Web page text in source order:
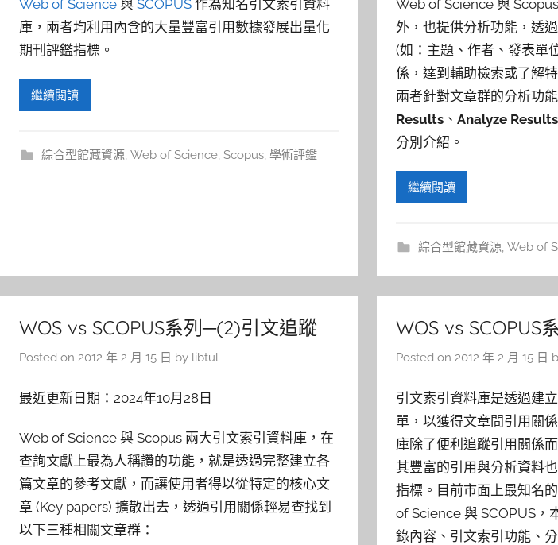
Web of Science 與 SCOPUS 作為知名引文索引資料
庫，兩者均利用內含的大量豐富引用數據發展出量化
期刊評鑑指標。
繼續閱讀
綜合型館藏資源, Web of Science, Scopus, 學術評鑑
Web of Science 與
外，也提供分析功能，透
(如：主題、作者、發表單
係，達到輔助檢索或了解
兩者針對文章群的分析功
Results 、 Analyze Results
分別介紹。
繼續閱讀
綜合型館藏資源, Web of
WOS vs SCOPUS系列─(2)引文追蹤
Posted on 2012 年 2 月 15 日 by libtul
最近更新日期：2024年10月28日
Web of Science 與 Scopus 兩大引文索引資料庫，在
查詢文獻上最為人稱讚的功能，就是透過完整建立各
篇文章的參考文獻，而讓使用者得以從特定的核心文
章 (Key papers) 擴散出去，透過引用關係輕易查找到
以下三種相關文章群：
WOS vs SCOPUS
Posted on 2012 年 2 月 15 日
引文索引資料庫是透過建
單，以獲得文章間引用關
庫除了便利追蹤引用關係
其豐富的引用與分析資料
指標。目前市面上最知名
of Science 與 SCOPUS，
錄內容、引文索引功能、